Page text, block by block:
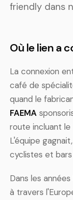
friendly dans
Où le lien a
La connexion
café de
quand le
FAEMA
route incluant le
L'équipe
cyclistes et
Dans les
à travers